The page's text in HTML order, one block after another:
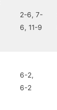
2-6, 7-
6, 11-9
6-2,
6-2